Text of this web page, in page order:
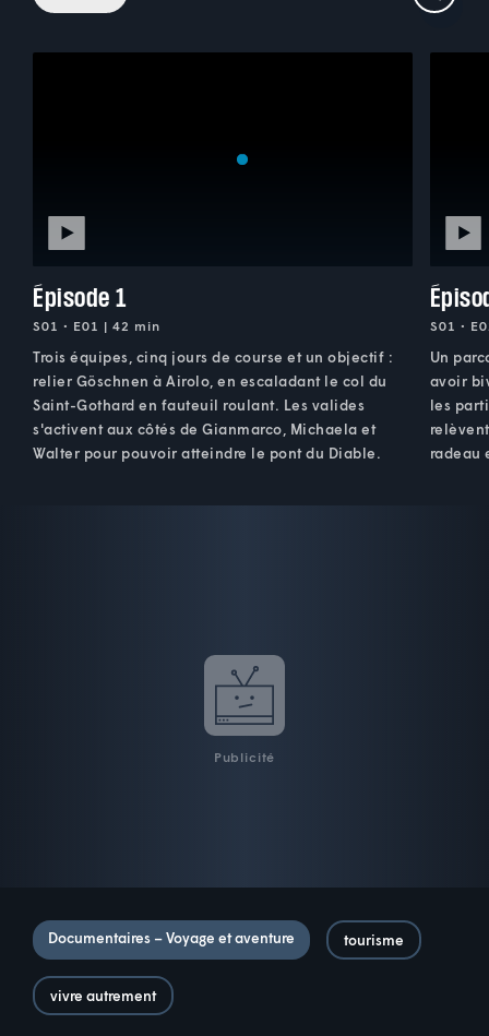
Épisode 1
S01 • E01 | 42 min
Trois équipes, cinq jours de course et un objectif :
relier Göschnen à Airolo, en escaladant le col du
Saint-Gothard en fauteuil roulant. Les valides
s'activent aux côtés de Gianmarco, Michaela et
Walter pour pouvoir atteindre le pont du Diable.
S01 •
Un
avoir
les
radeau
Publicité
Documentaires – Voyage et aventure tourisme
vivre autrement